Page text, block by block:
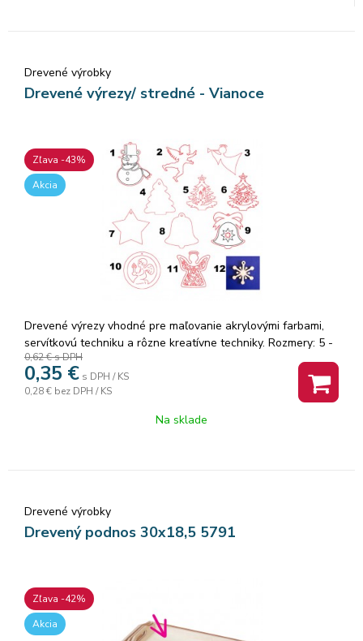
Drevené výrobky
Drevené výrezy/ stredné - Vianoce
Zľava -43%
Akcia
Drevené výrezy vhodné pre maľovanie akrylovými farbami,
servítkovú techniku a rôzne kreatívne techniky. Rozmery: 5 -
7 cm. Pri objednaní je dôležité uviezť číslo vzoru!
0,62 €s DPH
0,35 € s DPH / KS
0,28 € bez DPH / KS
Na sklade
Drevené výrobky
Drevený podnos 30x18,5 5791
Zľava -42%
Akcia